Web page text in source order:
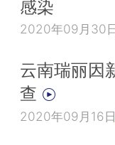
感染
2020年09月30
云南瑞丽因
查
2020年09月16日